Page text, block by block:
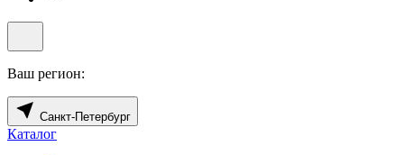
Ваш регион:
Санкт-Петербург
Каталог